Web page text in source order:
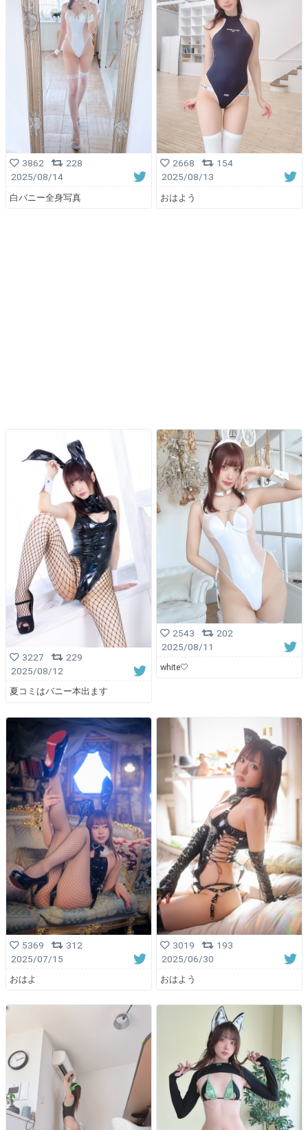
3862
228
2025/08/14
白バニー全身写真
2668
154
2025/08/13
おはよう
3227
229
2025/08/12
夏コミはバニー本出ます
2543
202
2025/08/11
white🤍
5369
312
2025/07/15
おはよ
3019
193
2025/06/30
おはよう